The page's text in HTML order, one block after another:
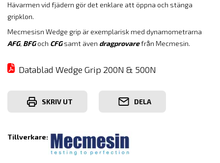
Hävarmen vid fjädern gör det enklare att öppna och stänga
gripklon.
Mecmesisn Wedge grip är exemplarisk med dynamometrarna
AFG, BFGoch CFGsamt även dragprovarefrån Mecmesin.
Datablad Wedge Grip 200N & 500N
SKRIV UT DELA
Tillverkare: